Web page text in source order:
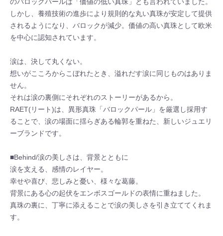
しかし、養殖技術の進歩により規則的な丸い真珠が安定して提供
されるようになり、バロックが減少。価値の高い真珠として欧米
を中心に認知されています。
涙は、決して丸くない。
想いがこころからこぼれたとき、溢れだす涙に同じものはありま
せん。
それは涙の裏側にそれぞれのストーリーがあるから。
RAET(リート)は、異形真珠「バロックパール」を厳選し採用す
ることで、涙の場面に揺らぎある輪郭を重ねた、新しいジュエリ
ーブランドです。
■Behind/涙の美しさは、背景とともに
涙を支える、感情のレイヤー。
幸せや喜び、悲しみと憂い、様々な葛藤。
背景にある心の起伏をエンボスゴールドの表情に重ねました。
真珠の裏に、丁寧に添えることで涙の美しさを引き立ててくれま
す。